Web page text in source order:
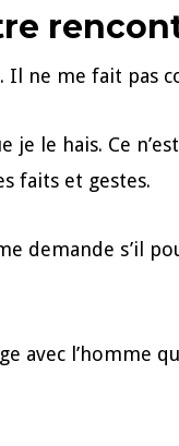
Il ne me fait pas
le hais. Ce
faits et gestes.
demande s’il
avec l’homme